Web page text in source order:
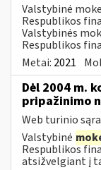
Valstybinė
Respublikos
Valstybinės
Respublikos
Metai: 2021
Dėl 2004 m.
pripažinimo
Web turinio
Valstybinė
Respublikos
atsižvelgiant į